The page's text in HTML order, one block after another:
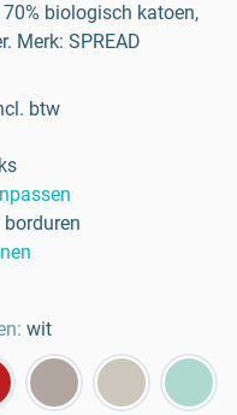
biologisch katoen,
Merk: SPREAD
btw
wit